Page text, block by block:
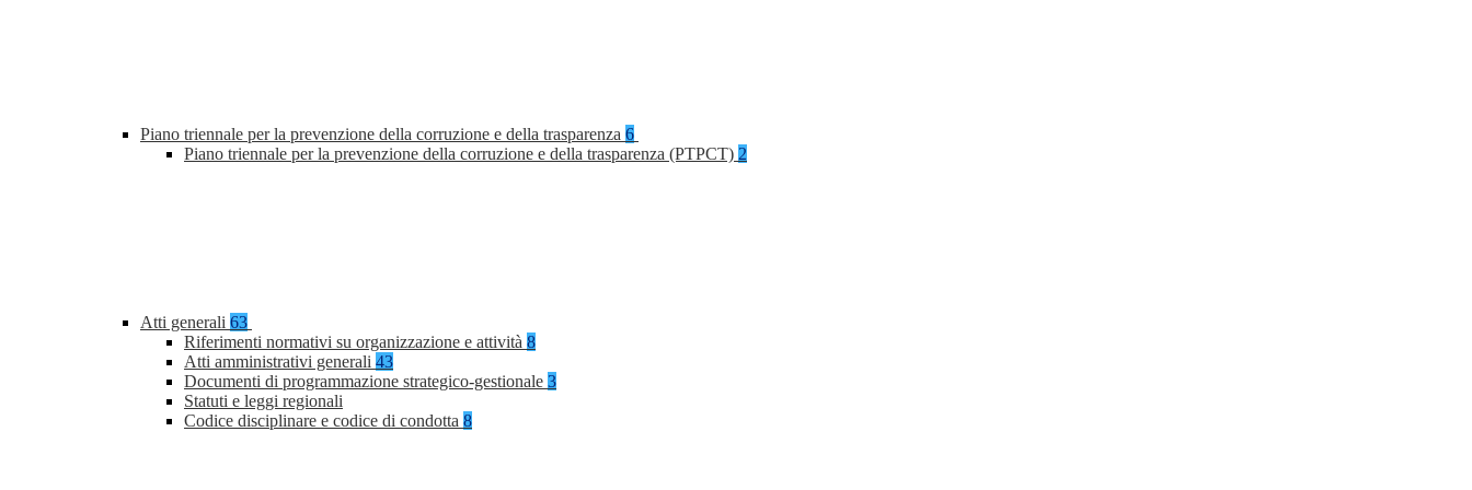
Piano triennale per la prevenzione della corruzione e della trasparenza 6
Piano triennale per la prevenzione della corruzione e della trasparenza (PTPCT) 2
Atti generali 63
Riferimenti normativi su organizzazione e attività 8
Atti amministrativi generali 43
Documenti di programmazione strategico-gestionale 3
Statuti e leggi regionali
Codice disciplinare e codice di condotta 8